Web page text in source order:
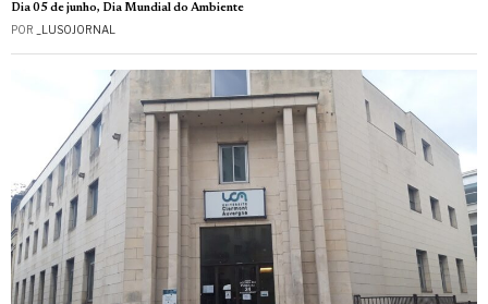
Dia 05 de junho, Dia Mundial do Ambiente
POR _LUSOJORNAL